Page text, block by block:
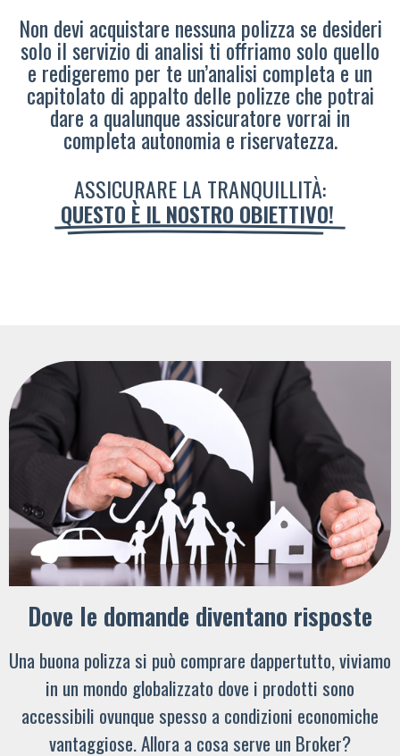
Non devi acquistare nessuna polizza se desideri
solo il servizio di analisi ti offriamo solo quello
e redigeremo per te un’analisi completa e un
capitolato di appalto delle polizze che potrai
dare a qualunque assicuratore vorrai in
completa autonomia e riservatezza.
ASSICURARE LA TRANQUILLITÀ:
QUESTO È IL NOSTRO OBIETTIVO!
Dove le domande diventano risposte
Una buona polizza si può comprare dappertutto, viviamo
in un mondo globalizzato dove i prodotti sono
accessibili ovunque spesso a condizioni economiche
vantaggiose. Allora a cosa serve un Broker?